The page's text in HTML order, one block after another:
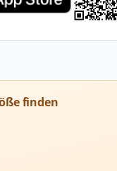
finden